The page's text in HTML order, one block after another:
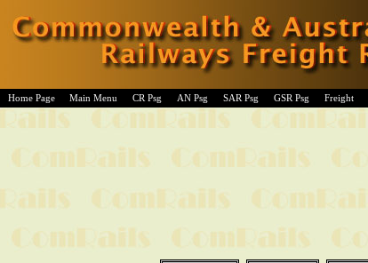
Home Page Main Menu CR Psg AN Psg SAR Psg GSR Psg Freight